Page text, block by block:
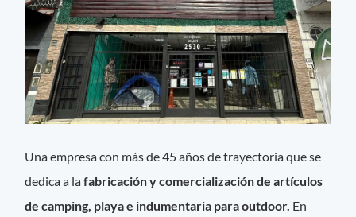
Una empresa con más de 45 años de trayectoria que se
dedica a lafabricación y comercialización de artículos
de camping, playa e indumentaria para outdoor. En